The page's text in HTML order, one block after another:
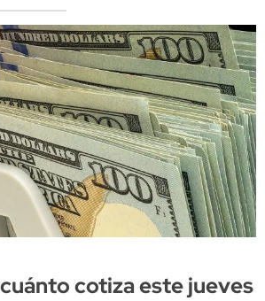
cotiza este jueves